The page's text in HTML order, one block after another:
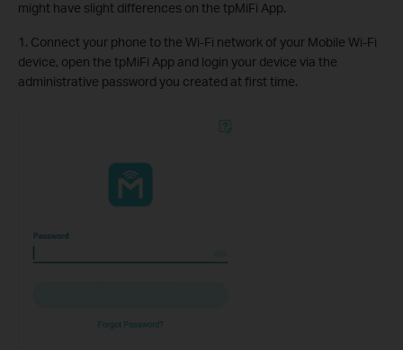
might have slight differences on the tpMiFi App.
1. Connect your phone to the Wi-Fi network of your Mobile Wi-Fi
device, open the tpMiFi App and login your device via the
administrative password you created at first time.